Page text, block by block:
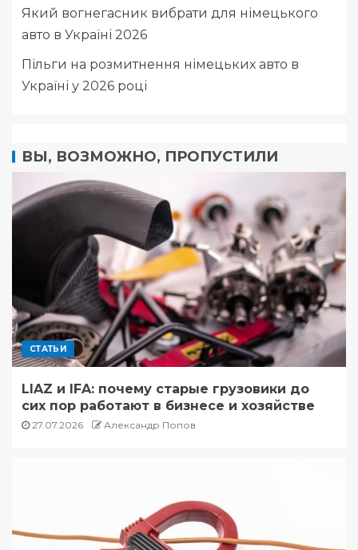
Який вогнегасник вибрати для німецького
авто в Україні 2026
Пільги на розмитнення німецьких авто в
Україні у 2026 році
ВЫ, ВОЗМОЖНО, ПРОПУСТИЛИ
СТАТЬИ
LIAZ и IFA: почему старые грузовики до
сих пор работают в бизнесе и хозяйстве
27.07.2026 Александр Попов